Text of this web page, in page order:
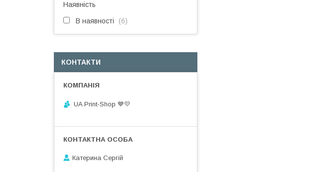
Наявність
В наявності 6
КОНТАКТИ
UA Print-Shop ​💙💛
Катерина Сергій